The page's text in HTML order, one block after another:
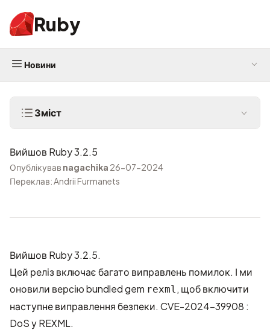
Ruby
Новини
Зміст
Вийшов Ruby 3.2.5
Опублікував nagachika 26-07-2024
Переклав: Andrii Furmanets
Вийшов Ruby 3.2.5.
Цей реліз включає багато виправлень помилок. І ми
оновили версію bundled gem rexml , щоб включити
наступне виправлення безпеки. CVE-2024-39908 :
DoS у REXML.